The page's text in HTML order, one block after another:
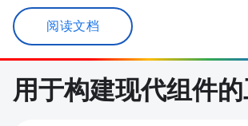
阅读文档
用于构建现代组件